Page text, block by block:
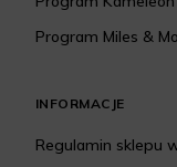
Program Miles &
INFORMACJE
Regulamin sklepu